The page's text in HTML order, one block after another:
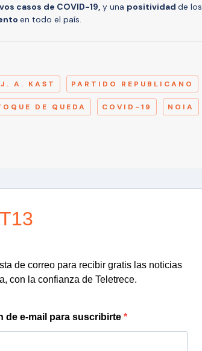
casos de COVID-19, y una positividad de los
en todo el país.
J. A. KAST PARTIDO REPUBLICANO
DE QUEDA COVID-19 NOIA
de correo para recibir gratis las noticias
con la confianza de Teletrece.
de e-mail para suscribirte